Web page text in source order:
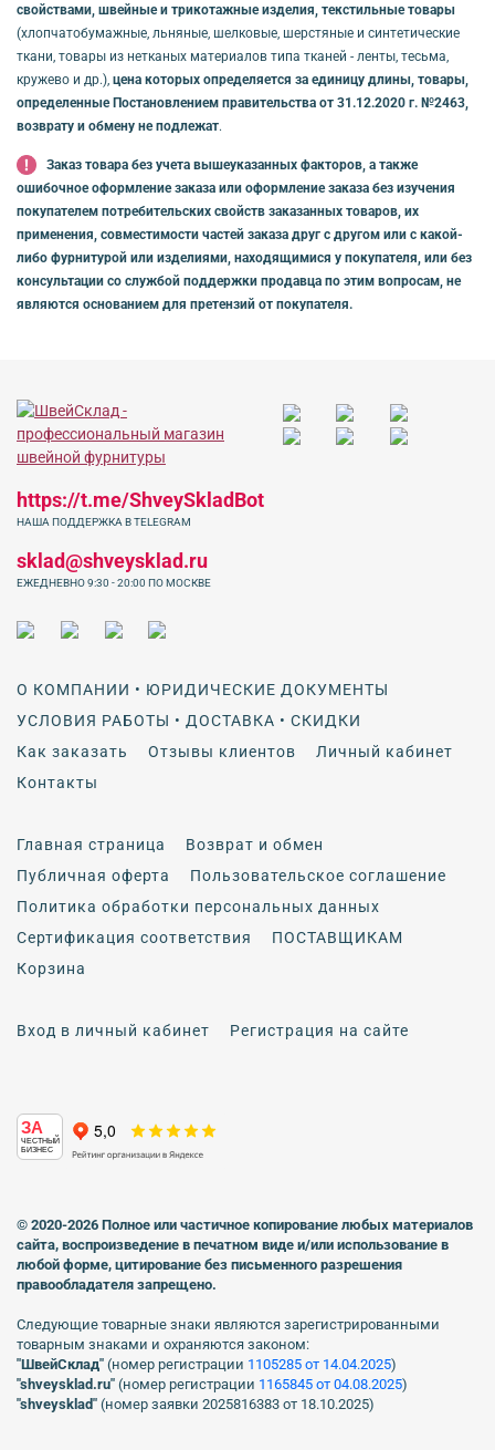
свойствами, швейные и трикотажные изделия, текстильные товары
(хлопчатобумажные, льняные, шелковые, шерстяные и синтетические
ткани, товары из нетканых материалов типа тканей - ленты, тесьма,
кружево и др.), цена которых определяется за единицу длины, товары,
определенные Постановлением правительства от 31.12.2020 г. №2463,
возврату и обмену не подлежат.
Заказ товара без учета вышеуказанных факторов, а также
ошибочное оформление заказа или оформление заказа без изучения
покупателем потребительских свойств заказанных товаров, их
применения, совместимости частей заказа друг с другом или с какой-
либо фурнитурой или изделиями, находящимися у покупателя, или без
консультации со службой поддержки продавца по этим вопросам, не
являются основанием для претензий от покупателя.
О КОМПАНИИ • ЮРИДИЧЕСКИЕ ДОКУМЕНТЫ
УСЛОВИЯ РАБОТЫ • ДОСТАВКА • СКИДКИ
Как заказать
Отзывы клиентов
Личный кабинет
Контакты
Главная страница
Возврат и обмен
Публичная оферта
Пользовательское соглашение
Политика обработки персональных данных
Сертификация соответствия
ПОСТАВЩИКАМ
Корзина
Вход в личный кабинет Регистрация на сайте
https://t.me/ShveySkladBot
НАША ПОДДЕРЖКА В TELEGRAM
sklad@shveysklad.ru
ЕЖЕДНЕВНО 9:30 - 20:00 ПО МОСКВЕ
ЗА
ЧЕСТНЫЙ
БИЗНЕС
© 2020-2026 Полное или частичное копирование любых материалов
сайта, воспроизведение в печатном виде и/или использование в
любой форме, цитирование без письменного разрешения
правообладателя запрещено.
Следующие товарные знаки являются зарегистрированными
товарным знаками и охраняются законом:
"ШвейСклад" (номер регистрации 1105285 от 14.04.2025)
"shveуsklad.ru" (номер регистрации 1165845 от 04.08.2025)
"shveysklad" (номер заявки 2025816383 от 18.10.2025)